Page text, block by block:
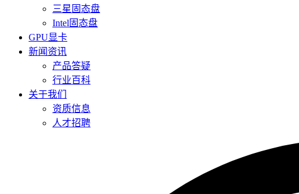
三星固态盘
Intel固态盘
GPU显卡
新闻资讯
产品答疑
行业百科
关于我们
资质信息
人才招聘